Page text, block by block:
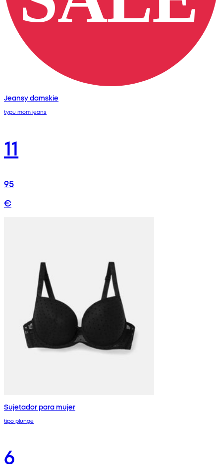
Jeansy damskie
typu mom jeans
11
95
€
Sujetador para mujer
tipo plunge
6